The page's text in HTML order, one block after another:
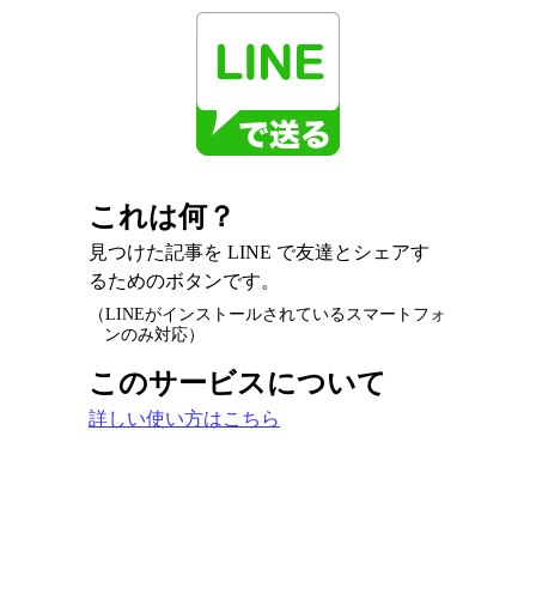
これは何？
見つけた記事を LINE で友達とシェアす
るためのボタンです。
（LINEがインストールされているスマートフォ
ンのみ対応）
このサービスについて
詳しい使い方はこちら